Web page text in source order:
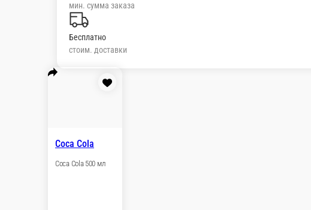
мин. сумма заказа
Бесплатно
стоим. доставки
Coca Cola
Coca Cola 500 мл